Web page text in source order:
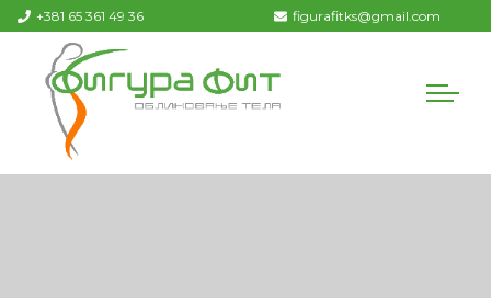
+381 65 361 49 36 figurafitks@gmail.com